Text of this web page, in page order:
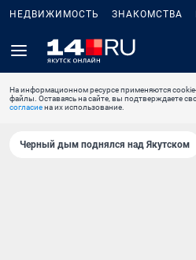
НЕДВИЖИМОСТЬ ЗНАКОМСТВА
На информационном ресурсе применяются
файлы. Оставаясь на сайте, вы подтверждаете
согласиена их использование.
Черный дым поднялся над Якутском